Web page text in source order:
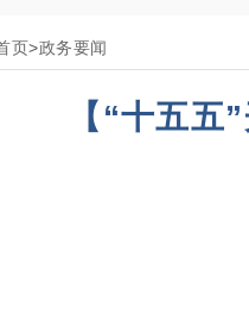
页>政务要闻
【“十五